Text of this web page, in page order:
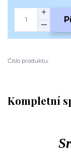
Číslo produktu:
Kompletní